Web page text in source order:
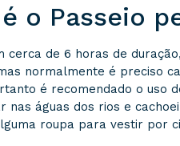
o Passeio
cerca de 6 horas de
normalmente é preciso
é recomendado o uso
nas águas dos rios e
roupa para vestir por